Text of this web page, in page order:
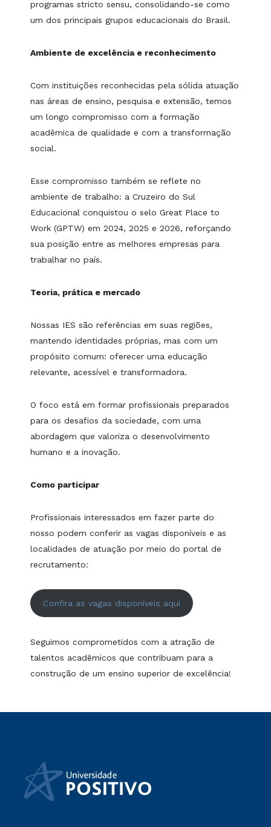
programas stricto sensu, consolidando-se como
um dos principais grupos educacionais do Brasil.
Ambiente de excelência e reconhecimento
Com instituições reconhecidas pela sólida atuação
nas áreas de ensino, pesquisa e extensão, temos
um longo compromisso com a formação
acadêmica de qualidade e com a transformação
social.
Esse compromisso também se reflete no
ambiente de trabalho: a Cruzeiro do Sul
Educacional conquistou o selo Great Place to
Work (GPTW) em 2024, 2025 e 2026, reforçando
sua posição entre as melhores empresas para
trabalhar no país.
Teoria, prática e mercado
Nossas IES são referências em suas regiões,
mantendo identidades próprias, mas com um
propósito comum: oferecer uma educação
relevante, acessível e transformadora.
O foco está em formar profissionais preparados
para os desafios da sociedade, com uma
abordagem que valoriza o desenvolvimento
humano e a inovação.
Como participar
Profissionais interessados em fazer parte do
nosso podem conferir as vagas disponíveis e as
localidades de atuação por meio do portal de
recrutamento:
Confira as vagas disponíveis aqui
Seguimos comprometidos com a atração de
talentos acadêmicos que contribuam para a
construção de um ensino superior de excelência!